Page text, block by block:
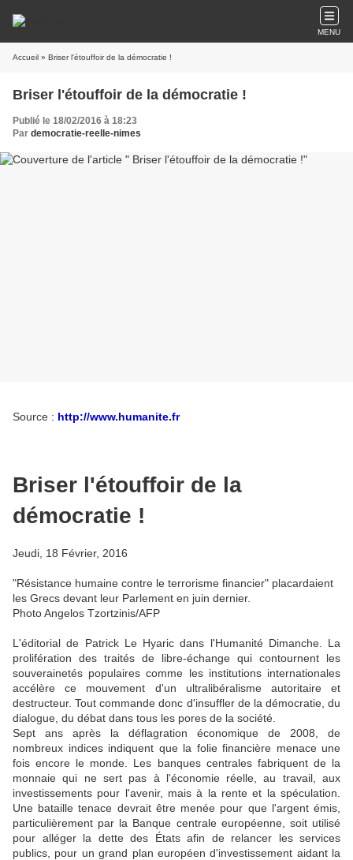
MENU
Accueil » Briser l'étouffoir de la démocratie !
Briser l'étouffoir de la démocratie !
Publié le 18/02/2016 à 18:23
Par democratie-reelle-nimes
Source : http://www.humanite.fr
Briser l'étouffoir de la
démocratie !
Jeudi, 18 Février, 2016
"Résistance humaine contre le terrorisme financier" placardaient
les Grecs devant leur Parlement en juin dernier.
Photo Angelos Tzortzinis/AFP
L'éditorial de Patrick Le Hyaric dans l'Humanité Dimanche. La
prolifération des traités de libre-échange qui contournent les
souverainetés populaires comme les institutions internationales
accélère ce mouvement d'un ultralibéralisme autoritaire et
destructeur.Tout commande donc d'insuffler de la démocratie, du
dialogue, du débat dans tous les pores de la société.
Sept ans après la déflagration économique de 2008, de
nombreux indices indiquent que la folie financière menace une
fois encore le monde. Les banques centrales fabriquent de la
monnaie qui ne sert pas à l'économie réelle, au travail, aux
investissements pour l'avenir, mais à la rente et la spéculation.
Une bataille tenace devrait être menée pour que l'argent émis,
particulièrement par la Banque centrale européenne, soit utilisé
pour alléger la dette des États afin de relancer les services
publics, pour un grand plan européen d'investissement aidant la